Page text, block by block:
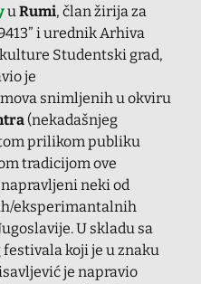
uRumi, član žirija za
i urednik Arhiva
Studentski grad,
je
snimljenih u okviru
(nekadašnjeg
prilikom publiku
tradicijom ove
neki od
eksperimantalnih
U skladu sa
koji je u znaku
je napravio